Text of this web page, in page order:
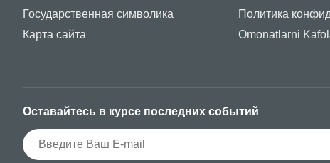
Государственная символика
Политика
Карта сайта
Omonatlarni
Оставайтесь в курсе последних событий